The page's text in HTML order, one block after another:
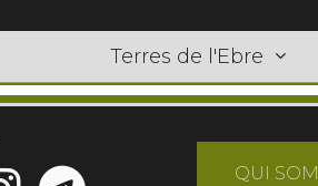
Terres de l'Ebre
QUI SOM